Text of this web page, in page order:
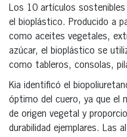
Los 10 artículos sostenibles
el bioplástico. Producido a
como aceites vegetales,
azúcar, el bioplástico se
como tableros, consolas,
Kia identificó el
óptimo del cuero, ya que el
de origen vegetal y
durabilidad ejemplares. Las